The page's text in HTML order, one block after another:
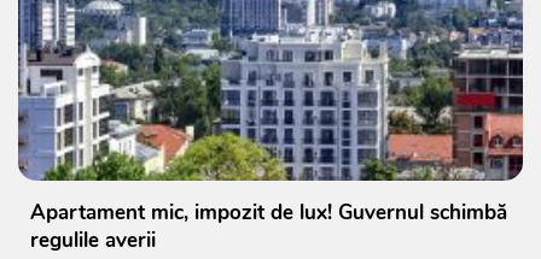
Apartament mic, impozit de lux! Guvernul schimbă
regulile averii